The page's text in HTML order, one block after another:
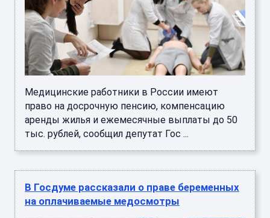
Медицинские работники в России имеют
право на досрочную пенсию, компенсацию
аренды жилья и ежемесячные выплаты до 50
тыс. рублей, сообщил депутат Гос ...
В Госдуме рассказали о праве беременных
на оплачиваемые медосмотры